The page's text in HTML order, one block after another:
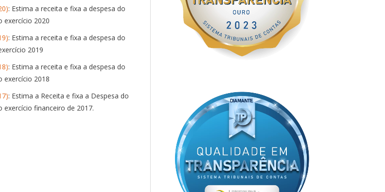
: Estima a receita e fixa a despesa do
exercício 2020
: Estima a receita e fixa a despesa do
2019
: Estima a receita e fixa a despesa do
exercício 2018
: Estima a Receita e fixa a Despesa do
exercício financeiro de 2017.